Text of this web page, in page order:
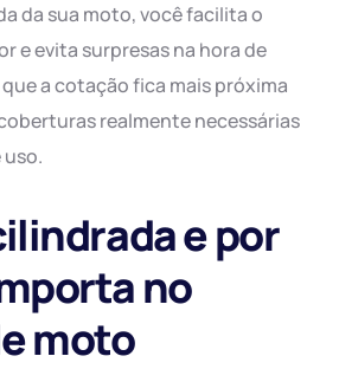
da sua moto, você facilita o
e evita surpresas na hora de
a cotação fica mais próxima
realmente necessárias
uso.
e por
no
moto